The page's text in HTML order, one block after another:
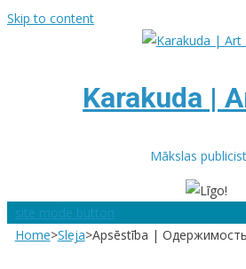
Skip to content
Karakuda |
Mākslas
site mode button
Home>Sleja>Apsēstība | Одержимость